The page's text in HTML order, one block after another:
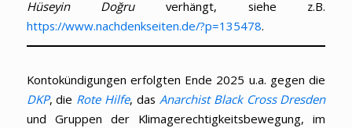
Hüseyin Doğruverhängt, siehe z.B.
https://www.nachdenkseiten.de/?p=135478.
Kontokündigungen erfolgten Ende 2025 u.a. gegen die
DKP, die Rote Hilfe, das Anarchist Black Cross Dresden
und Gruppen der Klimagerechtigkeitsbewegung, im